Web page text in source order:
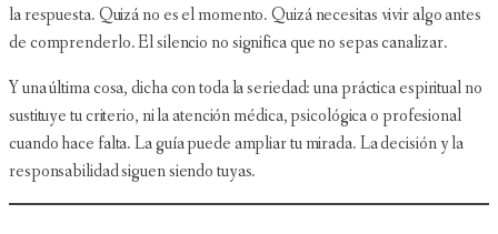
la respuesta. Quizá no es el momento. Quizá necesitas vivir algo antes
de comprenderlo. El silencio no significa que no sepas canalizar.
Y una última cosa, dicha con toda la seriedad: una práctica espiritual no
sustituye tu criterio, ni la atención médica, psicológica o profesional
cuando hace falta. La guía puede ampliar tu mirada. La decisión y la
responsabilidad siguen siendo tuyas.